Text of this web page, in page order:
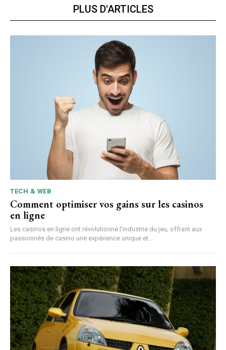
PLUS D'ARTICLES
TECH & WEB
Comment optimiser vos gains sur les casinos
en ligne
Les casinos en ligne ont révolutionné l'industrie du jeu, offrant aux
passionnés de casino une expérience unique et...